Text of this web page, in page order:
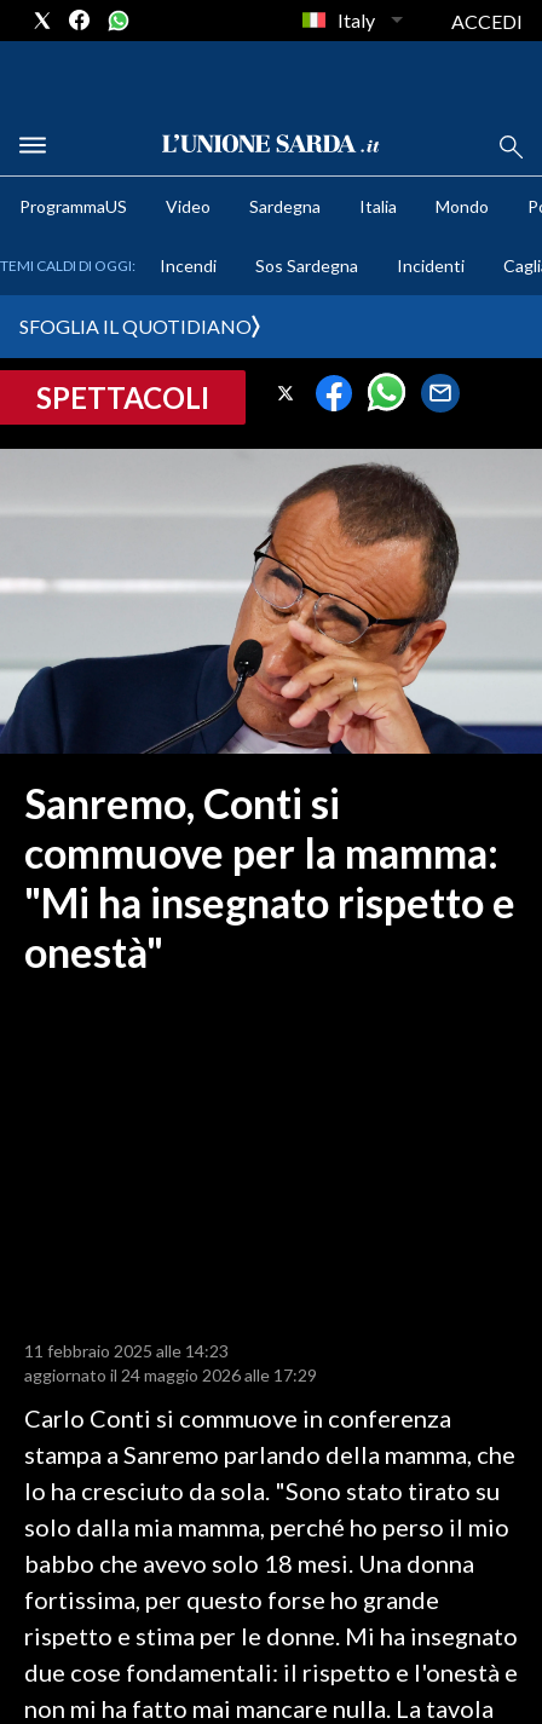
METEO
CRONACA SARDEGNA
SULCIS IGLESIENTE
ORISTANO E PROVINCIA
GALLURA
OGLIASTRA
ITALIA
MONDO
POLITICA
CALCIO
CALCIO REGIONALE
BASKET
VOLLEY
MOTORI
TENNIS
ALTRI SPORT
SPETTACOLI
Italy ACCEDI
ProgrammaUS Video Sardegna Italia Mondo
TEMI CALDI DI OGGI: Incendi Sos Sardegna Incidenti
SFOGLIA IL QUOTIDIANO
SPETTACOLI
Sanremo, Conti si
commuove per la mamma:
"Mi ha insegnato rispetto e
onestà"
11 febbraio 2025 alle 14:23
aggiornato il 24 maggio 2026 alle 17:29
Carlo Conti si commuove in conferenza
stampa a Sanremo parlando della mamma, che
lo ha cresciuto da sola. "Sono stato tirato su
solo dalla mia mamma, perché ho perso il mio
babbo che avevo solo 18 mesi. Una donna
fortissima, per questo forse ho grande
rispetto e stima per le donne. Mi ha insegnato
due cose fondamentali: il rispetto e l'onestà e
non mi ha fatto mai mancare nulla. La tavola